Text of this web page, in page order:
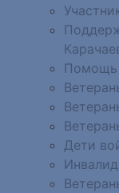
Помощь
Дети